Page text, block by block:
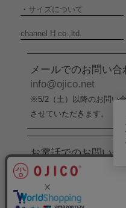
・ サイズについて
channel H co.,ltd.
メールでのお問い合
info@ojico.net
※5/2（土）以降のお問い
させていただきます。
お電話でのお問い合
076-246-5050
※5/2（土）から5/6（水
わせ受付をお休みさせて